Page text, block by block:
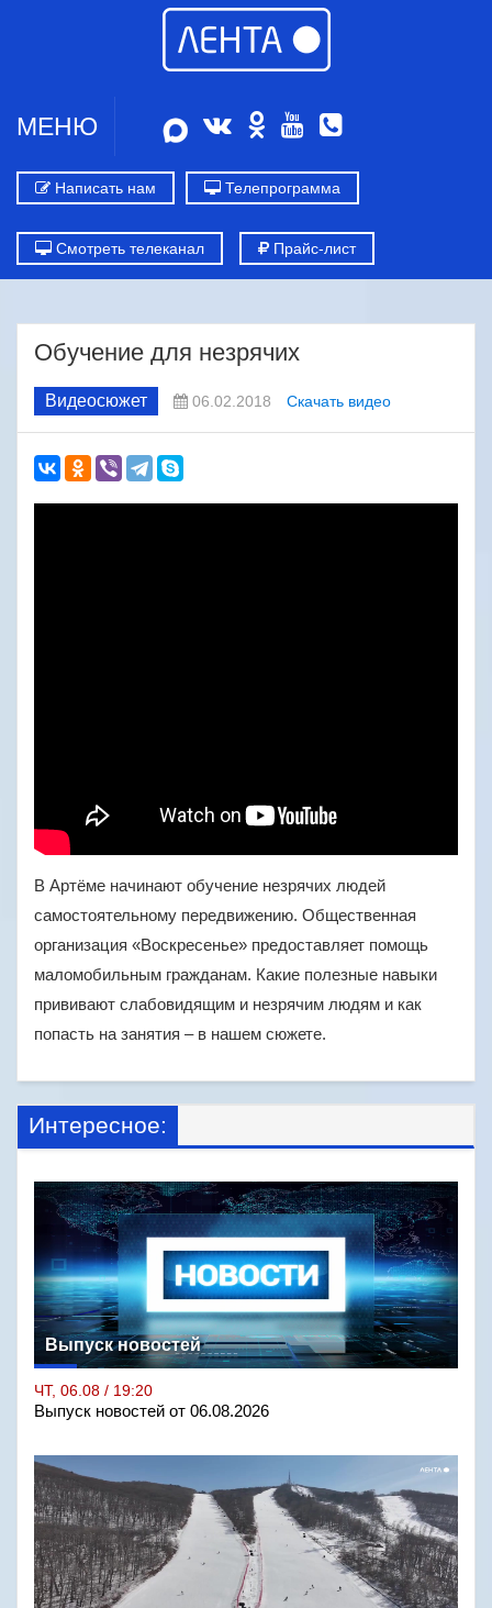
МЕНЮ
Написать нам Телепрограмма
Смотреть телеканал Прайс-лист
Обучение для незрячих
Видеосюжет 06.02.2018 Скачать видео
В Артёме начинают обучение незрячих людей
самостоятельному передвижению. Общественная
организация «Воскресенье» предоставляет помощь
маломобильным гражданам. Какие полезные навыки
прививают слабовидящим и незрячим людям и как
попасть на занятия – в нашем сюжете.
Интересное:
Выпуск новостей
ЧТ, 06.08 / 19:20
Выпуск новостей от 06.08.2026